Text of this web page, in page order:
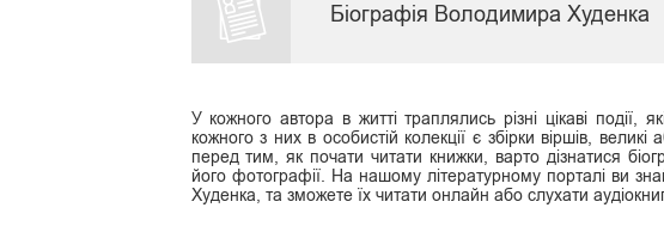
Біографія Володимира Худенка
У кожного автора в житті траплялись різні цікаві
кожного з них в особистій колекції є збірки віршів,
перед тим, як почати читати книжки, варто дізнатися
його фотографії. На нашому літературному порталі ви
Худенка, та зможете їх читати онлайн або слухати